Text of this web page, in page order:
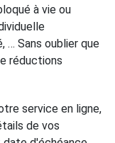
à vie ou
… Sans oublier que
réductions
service en ligne,
de vos